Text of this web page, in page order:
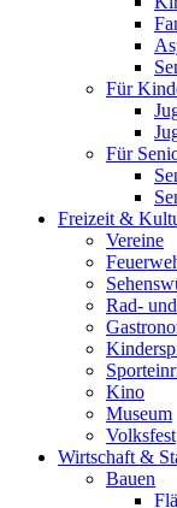
Für
Für
Freizeit &
Vereine
Rad-
Kino
Museum
Volksfest
Wirtschaft &
Bauen